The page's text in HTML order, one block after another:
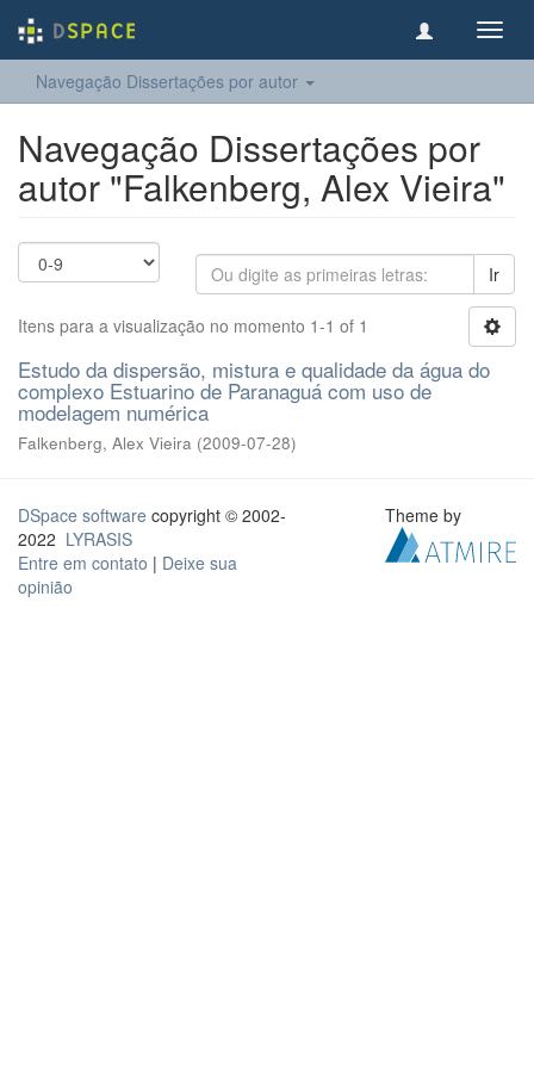
Navegação Dissertações por autor
Navegação Dissertações por
autor "Falkenberg, Alex Vieira"
Ir
Itens para a visualização no momento 1-1 of 1
Estudo da dispersão, mistura e qualidade da água do
complexo Estuarino de Paranaguá com uso de
modelagem numérica
Falkenberg, Alex Vieira (2009-07-28)
DSpace software copyright © 2002-
2022 LYRASIS
Entre em contato | Deixe sua
opinião
Theme by